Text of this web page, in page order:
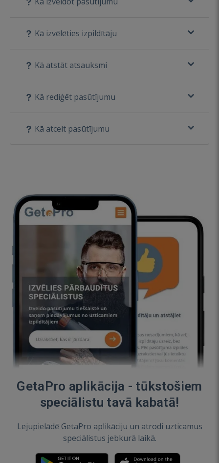
Kā izvēlēties izpildītāju
Kā atstāt atsauksmi
Kā rediģēt pasūtījumu
Kā atcelt pasūtījumu
GetaPro aplikācija - tūkstošiem
speciālistu tavā kabatā!
Lejupielādē GetaPro aplikāciju un atrodi uzticamus
speciālistus jebkurā laikā.